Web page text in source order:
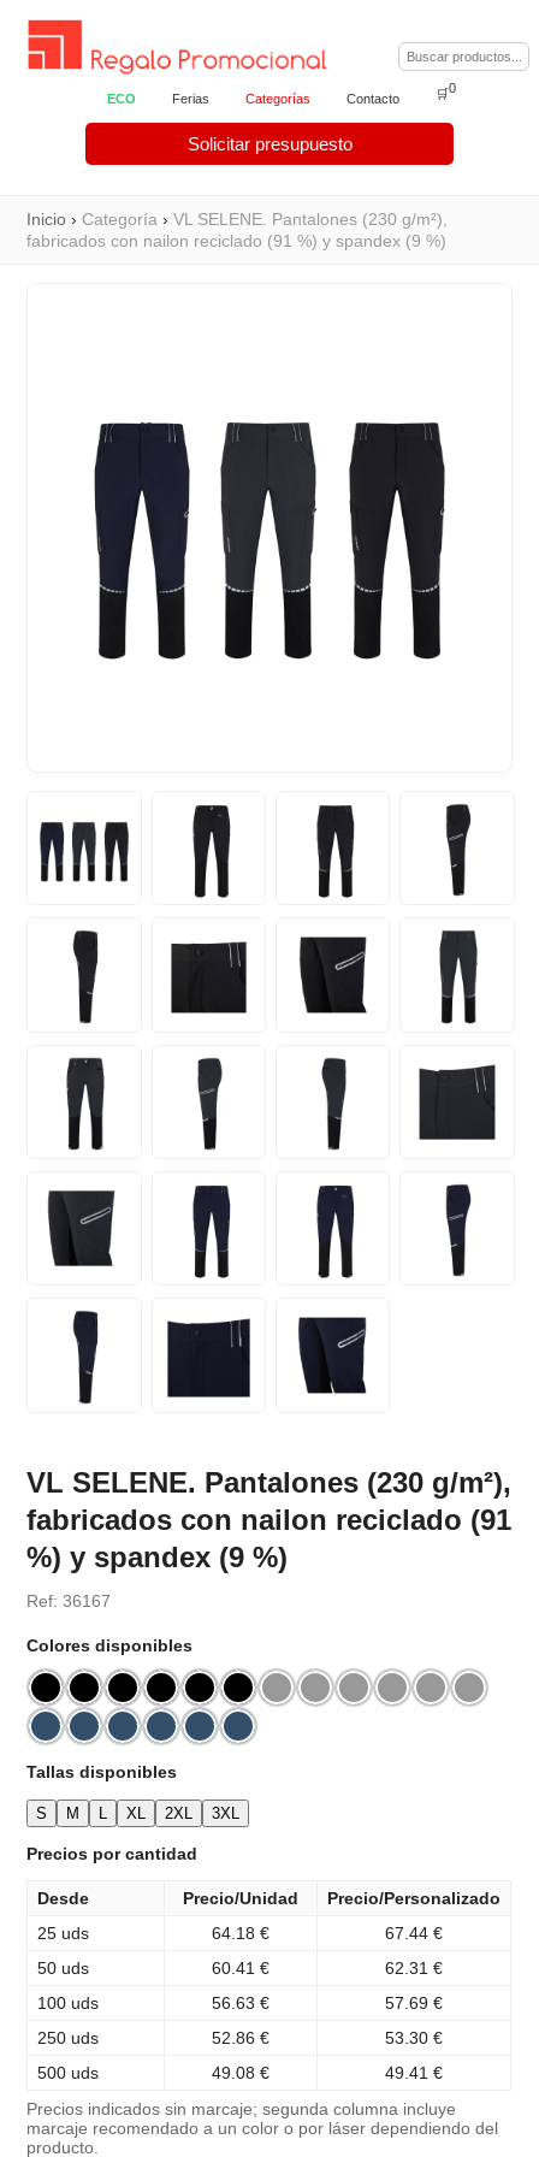
ECO Ferias Categorías Contacto
Solicitar presupuesto
🛒0
Inicio ›Categoría ›VL SELENE. Pantalones (230 g/m²),
fabricados con nailon reciclado (91 %) y spandex (9 %)
VL SELENE. Pantalones (230 g/m²),
fabricados con nailon reciclado (91
%) y spandex (9 %)
Ref: 36167
Colores disponibles
Tallas disponibles
S M XL 2XL 3XL
Precios por cantidad
Desde Precio/Unidad
Precio/Personalizado
25 uds
64.18 €
67.44 €
50 uds
60.41 €
62.31 €
100 uds
56.63 €
57.69 €
250 uds
52.86 €
53.30 €
500 uds
49.08 € 49.41 €
Precios indicados sin marcaje; segunda columna incluye
marcaje recomendado a un color o por láser dependiendo del
producto.